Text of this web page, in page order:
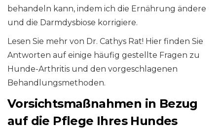
behandeln kann, indem ich die Ernährung ändere
und die Darmdysbiose korrigiere.
Lesen Sie mehr von Dr. Cathys Rat! Hier finden Sie
Antworten auf einige häufig gestellte Fragen zu
Hunde-Arthritis und den vorgeschlagenen
Behandlungsmethoden.
Vorsichtsmaßnahmen in Bezug
auf die Pflege Ihres Hundes